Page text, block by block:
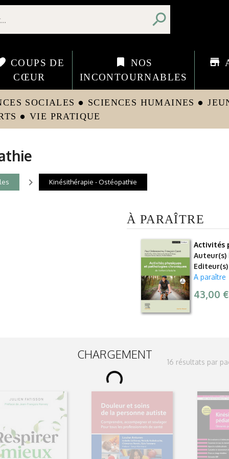
search
COUPS DE
CŒUR
bookmark
NOS
INCONTOURNABLES
store
SOCIALES circle SCIENCES HUMAINES circle
circle VIE PRATIQUE
navigate_next Kinésithérapie - Ostéopathie
À PARAÎTRE
Activités
Auteur(s)
Editeur(s)
A paraître
43,00
CHARGEMENT
16 résultats par